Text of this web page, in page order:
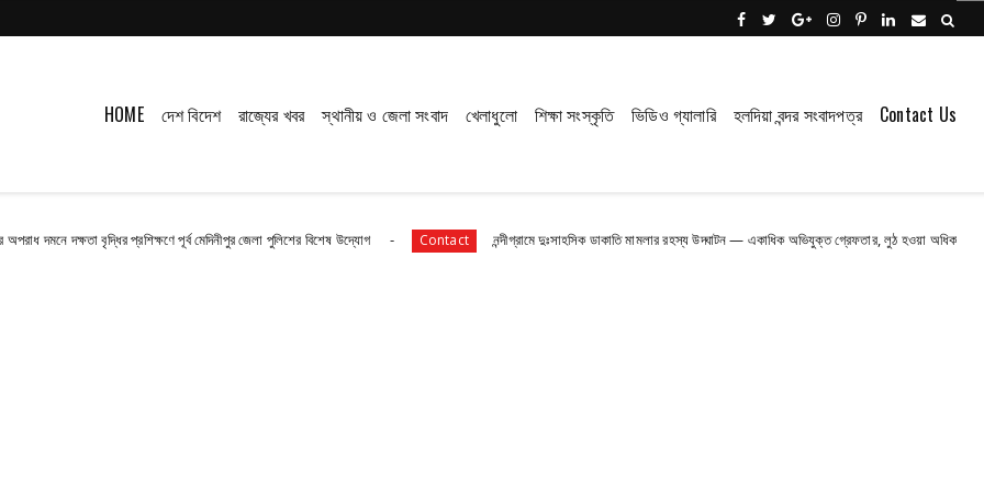
HOME দেশ বিদেশ রাজ্যের খবর স্থানীয় ও জেলা সংবাদ খেলাধুলো শিক্ষা সংস্কৃতি ভিডিও গ্যালারি হলদিয়া বন্দর সংবাদপত্র Contact Us
বৃদ্ধির প্রশিক্ষণে পূর্ব মেদিনীপুর জেলা পুলিশের বিশেষ উদ্যোগ Contact নন্দীগ্রামে দুঃসাহসিক ডাকাতি মামলার রহস্য উদ্ঘাটন — একাধিক অভিযুক্ত গ্রেফতার, লুঠ হওয়া অধিকাংশ সামগ্রী উদ্ধার